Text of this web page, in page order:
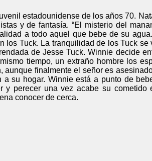
estadounidense de los años 70.
y de fantasía. “El misterio del
a todo aquel que bebe de su
Tuck. La tranquilidad de los Tuck se
de Jesse Tuck. Winnie decide
tiempo, un extraño hombre los
finalmente el señor es
su hogar. Winnie está a punto de
y perecer una vez acabe su
conocer de cerca.